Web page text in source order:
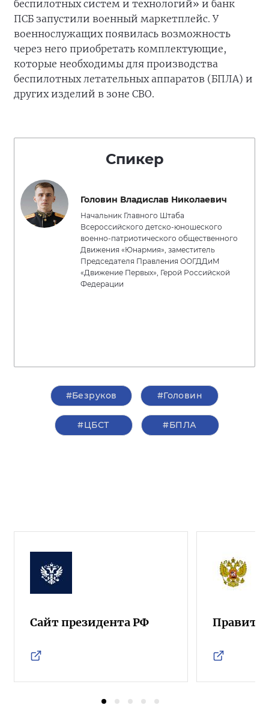
беспилотных систем и технологий» и банк
ПСБ запустили военный маркетплейс. У
военнослужащих появилась возможность
через него приобретать комплектующие,
которые необходимы для производства
беспилотных летательных аппаратов (БПЛА) и
других изделий в зоне СВО.
Спикер
Головин Владислав Николаевич
Начальник Главного Штаба
Всероссийского детско-юношеского
военно-патриотического общественного
Движения «Юнармия», заместитель
Председателя Правления ООГДДиМ
«Движение Первых», Герой Российской
Федерации
#Безруков #Головин
#ЦБСТ #БПЛА
Сайт президента РФ